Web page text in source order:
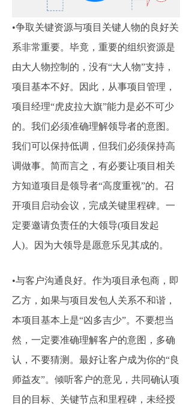
•争取关键资源与项目关键人物的良好关
系非常重要。毕竟，重要的组织资源是
由大人物控制的，没有“大人物”支持，
项目基本不好。因此，从事项目管理，
项目经理“虎皮拉大旗”能力是必不可少
的。我们必须准确理解领导者的意图。
我们可以保持低调，但我们必须保持高
调做事。简而言之，有必要让项目相关
方知道项目是领导者“高度重视”的。召
开项目启动会议，完成关键里程碑。一
定要邀请负责任的大领导(项目发起
人)。因为大领导是愿意乐见其成的。
•与客户沟通良好。作为项目承包商，即
乙方，如果与项目发包人关系不和谐，
本项目基本上是“凶多吉少”。不要想当
然，一定要准确理解客户的意图，多确
认，不要猜测。最好让客户成为你的“良
师益友”。倾听客户的意见，共同确认项
目的目标、关键节点和里程碑，未经授